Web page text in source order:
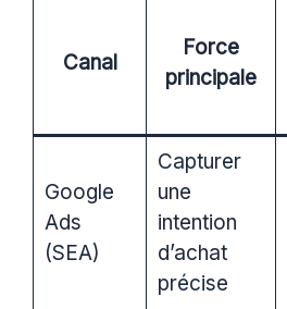
Canal
Force
principale
Google
Ads
(SEA)
Capturer
une
intention
d’achat
précise